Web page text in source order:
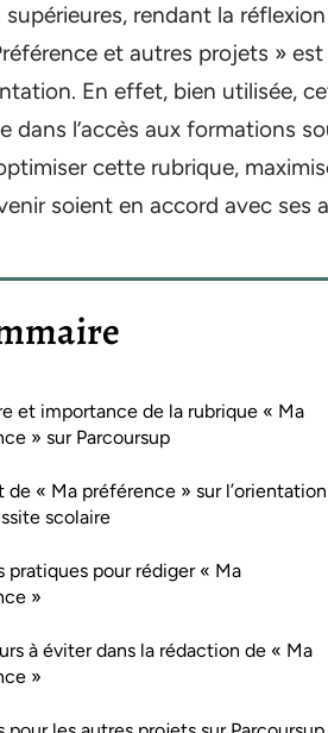
rendant la
et autres projets »
En effet, bien utilisée,
dans l’accès aux formations
cette rubrique,
soient en accord avec ses
et importance de la rubrique « Ma
» sur Parcoursup
de « Ma préférence » sur l’orientation
scolaire
pratiques pour rédiger « Ma
»
à éviter dans la rédaction de « Ma
»